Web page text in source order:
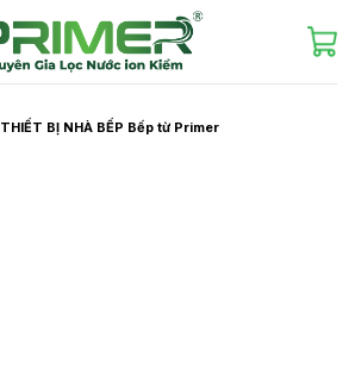
THIẾT BỊ NHÀ BẾP Bếp từ Primer